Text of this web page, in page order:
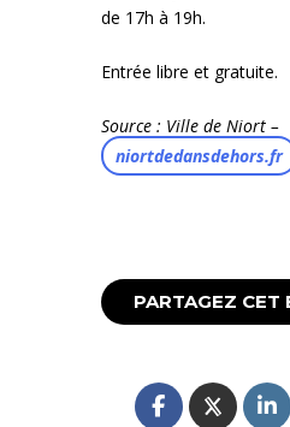
de 17h à 19h.
Entrée libre et gratuite.
Source : Ville de Niort –
niortdedansdehors.fr
PARTAGEZ CET